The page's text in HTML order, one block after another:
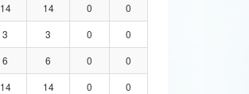
14 14 0
0
3 3 0
0
6 6 0
0
14 14 0
0